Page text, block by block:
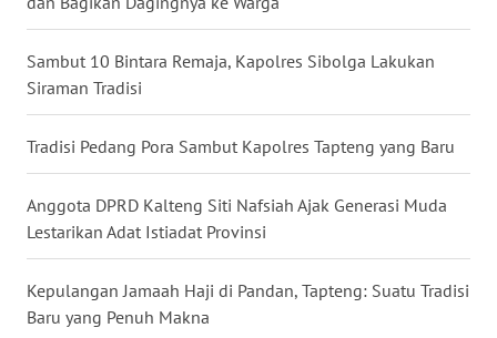
Sambut 10 Bintara Remaja, Kapolres Sibolga Lakukan
Siraman Tradisi
Tradisi Pedang Pora Sambut Kapolres Tapteng yang Baru
Anggota DPRD Kalteng Siti Nafsiah Ajak Generasi Muda
Lestarikan Adat Istiadat Provinsi
Kepulangan Jamaah Haji di Pandan, Tapteng: Suatu Tradisi
Baru yang Penuh Makna
WN
KARO
WN
SIMALUNGUN
WN
LABUHANBATU
WN
TAPANULI
TENGAH